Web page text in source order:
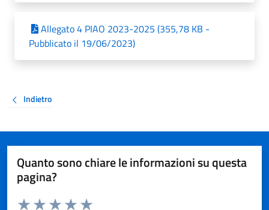
Allegato 4 PIAO 2023-2025 (355,78 KB -
Pubblicato il 19/06/2023)
Indietro
Quanto sono chiare le informazioni su questa
pagina?
Valuta da 1 a 5 stelle la pagina